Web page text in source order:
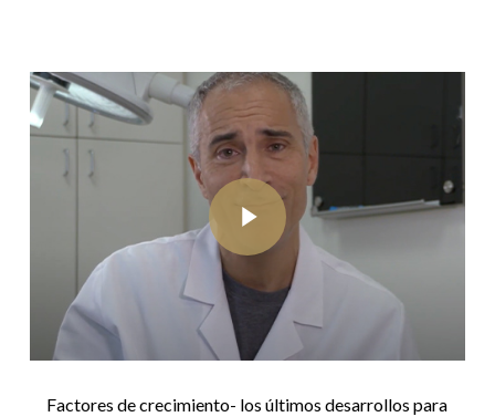
Play Video
Play Video
Factores de crecimiento- los últimos desarrollos para